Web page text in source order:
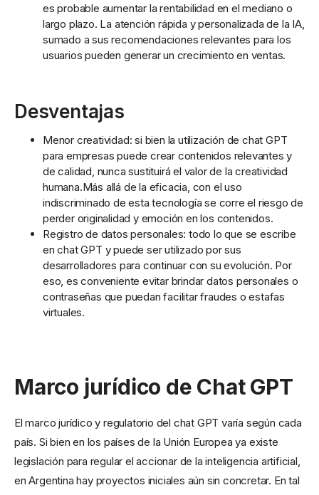
es probable aumentar la rentabilidad en el mediano o
largo plazo. La atención rápida y personalizada de la IA,
sumado a sus recomendaciones relevantes para los
usuarios pueden generar un crecimiento en ventas.
Desventajas
Menor creatividad: si bien la utilización de chat GPT
para empresas puede crear contenidos relevantes y
de calidad, nunca sustituirá el valor de la creatividad
humana.Más allá de la eficacia, con el uso
indiscriminado de esta tecnología se corre el riesgo de
perder originalidad y emoción en los contenidos.
Registro de datos personales: todo lo que se escribe
en chat GPT y puede ser utilizado por sus
desarrolladores para continuar con su evolución. Por
eso, es conveniente evitar brindar datos personales o
contraseñas que puedan facilitar fraudes o estafas
virtuales.
Marco jurídico de Chat GPT
El marco jurídico y regulatorio del chat GPT varía según cada
país. Si bien en los países de la Unión Europea ya existe
legislación para regular el accionar de la inteligencia artificial,
en Argentina hay proyectos iniciales aún sin concretar. En tal